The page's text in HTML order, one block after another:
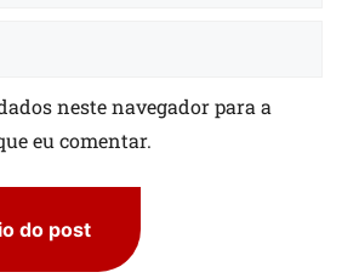
neste navegador para a
eu comentar.